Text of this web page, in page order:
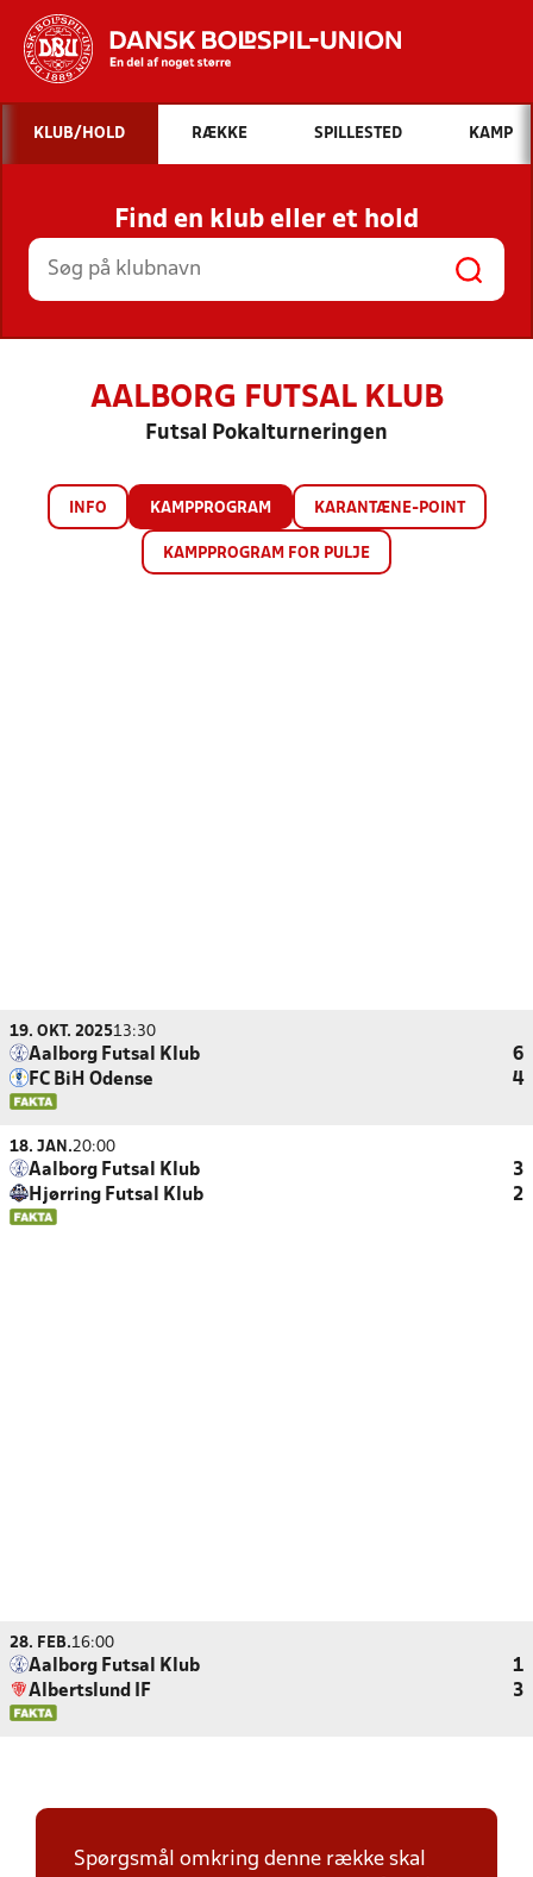
Hvad vil du søge efter?
INDHOLD OG NYHEDER
STILLINGER, RESULTATER, KLUBBER OG
HOLD
KLUB/HOLD RÆKKE SPILLESTED KAMP
Find en klub eller et hold
AALBORG FUTSAL KLUB
Futsal Pokalturneringen
INFO KAMPPROGRAM KARANTÆNE-POINT
KAMPPROGRAM FOR PULJE
19. OKT. 202513:30
Aalborg Futsal Klub
6
FC BiH Odense
4
18. JAN.20:00
Aalborg Futsal Klub
3
Hjørring Futsal Klub
2
28. FEB.16:00
Aalborg Futsal Klub
1
Albertslund IF
3
Spørgsmål omkring denne række skal